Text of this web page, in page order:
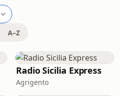
A–Z
Radio Sicilia Express
Agrigento